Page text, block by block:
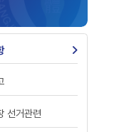
선거관련